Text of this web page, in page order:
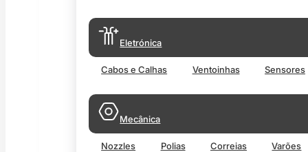
Eletrónica
Cabos e Calhas Ventoinhas Sensores
Mecânica
Nozzles Polias Correias Varões